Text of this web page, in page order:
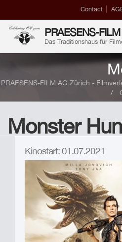
Contact
PRAESENS-FILM
Das Traditionshaus für
PRAESENS-FILM AG Zürich -
Monster
Kinostart: 01.07.2021